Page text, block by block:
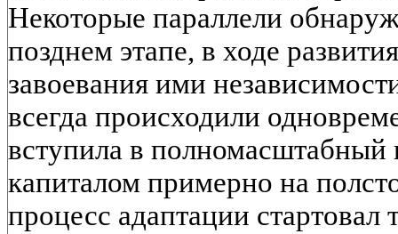
Некоторые параллели
позднем этапе, в ходе
завоевания ими
всегда происходили
вступила в полномасштабный
капиталом примерно на
процесс адаптации